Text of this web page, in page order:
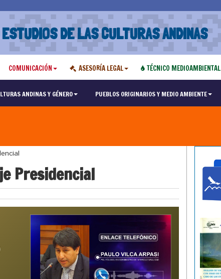
DE LAS CULTURAS ANDINAS
COMUNICACIÓN ASESORÍA LEGAL TÉCNICO MEDIOAMBIENTAL
ANDINAS Y GÉNERO PUEBLOS ORIGINARIOS Y MEDIO AMBIENTE
Presidencial